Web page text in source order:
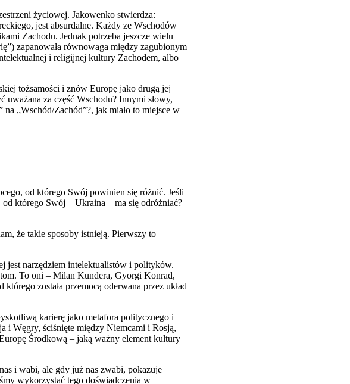
życiowej. Jakowenko stwierdza:
jest absurdalne. Każdy ze Wschodów
Zachodu. Jednak potrzeba jeszcze wielu
zapanowała równowaga między zagubionym
i religijnej kultury Zachodem, albo
tożsamości i znów Europę jako drugą jej
uważana za część Wschodu? Innymi słowy,
„Wschód/Zachód”?, jak miało to miejsce w
od którego Swój powinien się różnić. Jeśli
którego Swój – Ukraina – ma się odróżniać?
że takie sposoby istnieją. Pierwszy to
jest narzędziem intelektualistów i polityków.
To oni – Milan Kundera, Gyorgi Konrad,
została przemocą oderwana przez układ
karierę jako metafora politycznego i
i Węgry, ściśnięte między Niemcami i Rosją,
Środkową – jaką ważny element kultury
i wabi, ale gdy już nas zwabi, pokazuje
wykorzystać tego doświadczenia w